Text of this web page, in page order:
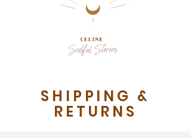
SHIPPING &
RETURNS